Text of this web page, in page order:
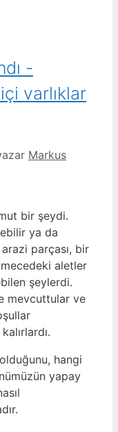
-
varlıklar
Markus
bir şeydi.
ya da
parçası, bir
aletler
şeylerdi.
mevcuttular ve
hangi
yapay